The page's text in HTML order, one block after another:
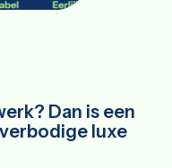
Dan is een
luxe